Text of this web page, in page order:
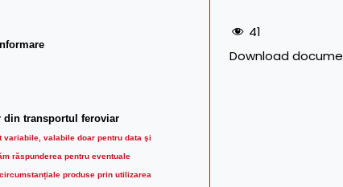
transportul feroviar
valabile doar pentru data şi
răspunderea pentru eventuale
produse prin utilizarea
41
Download